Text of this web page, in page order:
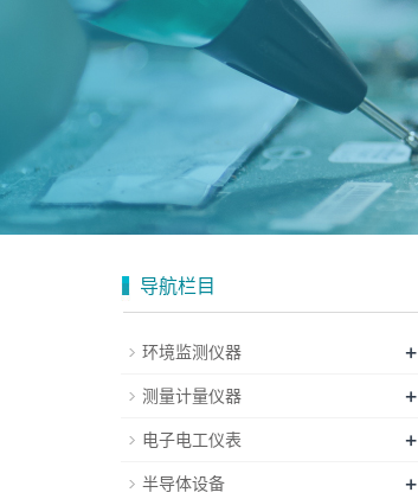
导航栏目
环境监测仪器 +
测量计量仪器 +
电子电工仪表 +
半导体设备 +